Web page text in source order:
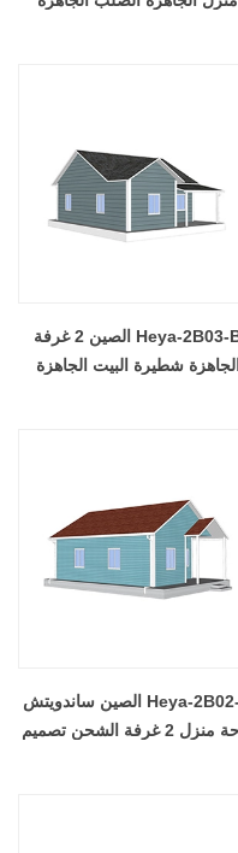
Heya-2B03-B الصين 2 غرفة
الجاهزة شطيرة البيت الجاهزة
Heya-2B02-B الصين ساندويتش
لوحة منزل 2 غرفة الشحن تصميم